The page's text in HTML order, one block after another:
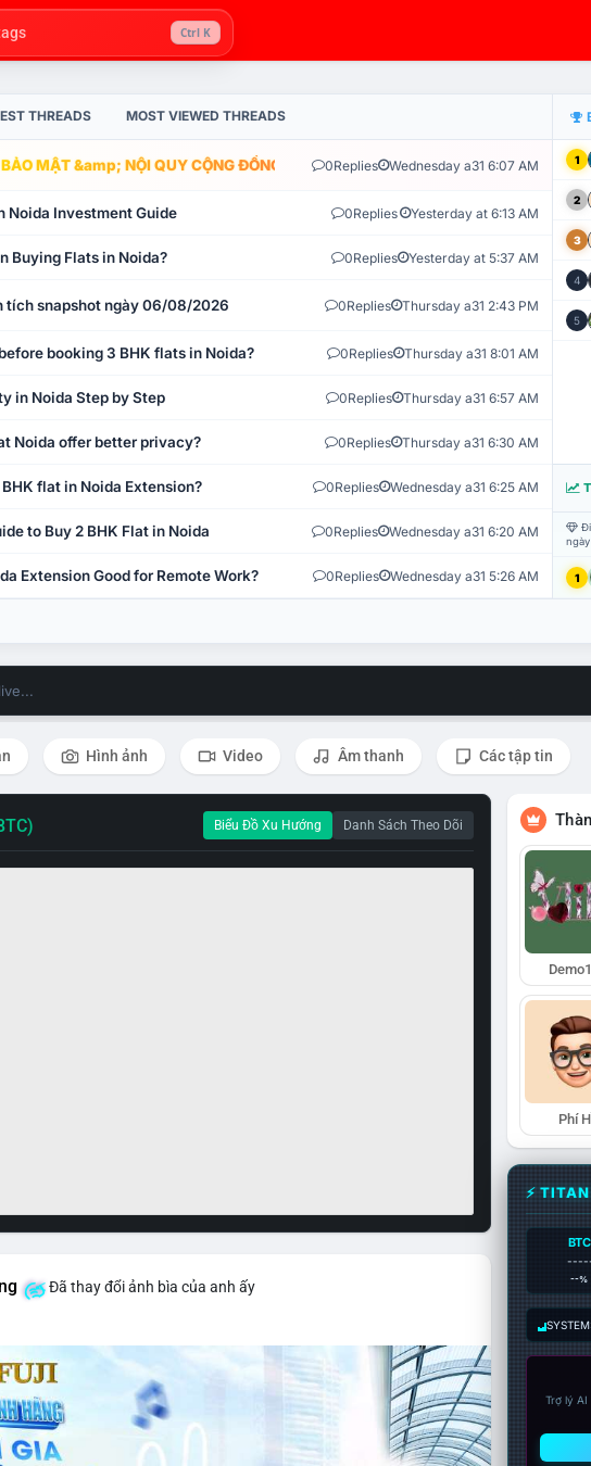
Ctrl K
THREADS MOST VIEWED THREADS
MẬT &amp; NỘI QUY CỘNG ĐỒNG VLIKE.VN: HỆ THỐNG GIÁM SÁT TỰ
0Replies Wednesday a31 6:07 AM
Noida Investment Guide 0Replies Yesterday at 6:13 AM
Buying Flats in Noida? 0Replies Yesterday at 5:37 AM
tích snapshot ngày 06/08/2026 0Replies Thursday a31 2:43 PM
booking 3 BHK flats in Noida? 0Replies Thursday a31 8:01 AM
in Noida Step by Step 0Replies Thursday a31 6:57 AM
Noida offer better privacy? 0Replies Thursday a31 6:30 AM
flat in Noida Extension? 0Replies Wednesday a31 6:25 AM
to Buy 2 BHK Flat in Noida 0Replies Wednesday a31 6:20 AM
Extension Good for Remote Work? 0Replies Wednesday a31 5:26 AM
1
2
3
4
5
1
Hình ảnh Video Âm thanh Các tập tin
Biểu Đồ Xu Hướng Danh Sách Theo Dõi
Đã thay đổi ảnh bìa của anh ấy
Phí
⚡
BTC
--%
Trợ lý